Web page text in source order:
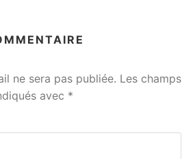
ne sera pas publiée. Les champs
avec *